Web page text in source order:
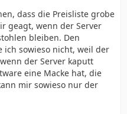
dass die Preisliste grobe
geagt, wenn der Server
bleiben. Den
sowieso nicht, weil der
der Server kaputt
eine Macke hat, die
mir sowieso nur der